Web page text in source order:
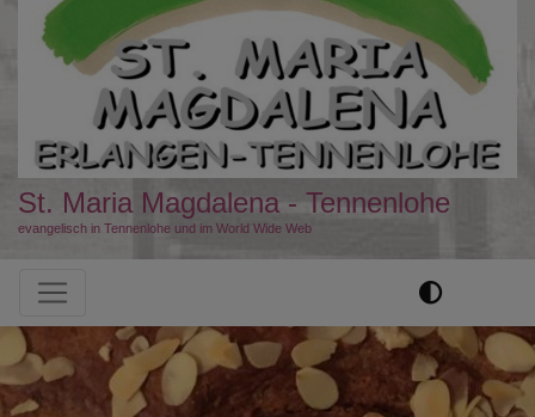
St. Maria Magdalena - Tennenlohe
evangelisch in Tennenlohe und im World Wide Web
Hauptnavigation